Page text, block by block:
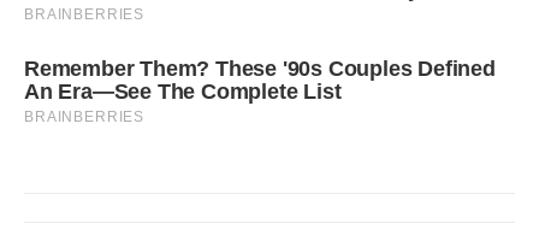
BRAINBERRIES
Remember Them? These '90s Couples Defined
An Era—See The Complete List
BRAINBERRIES